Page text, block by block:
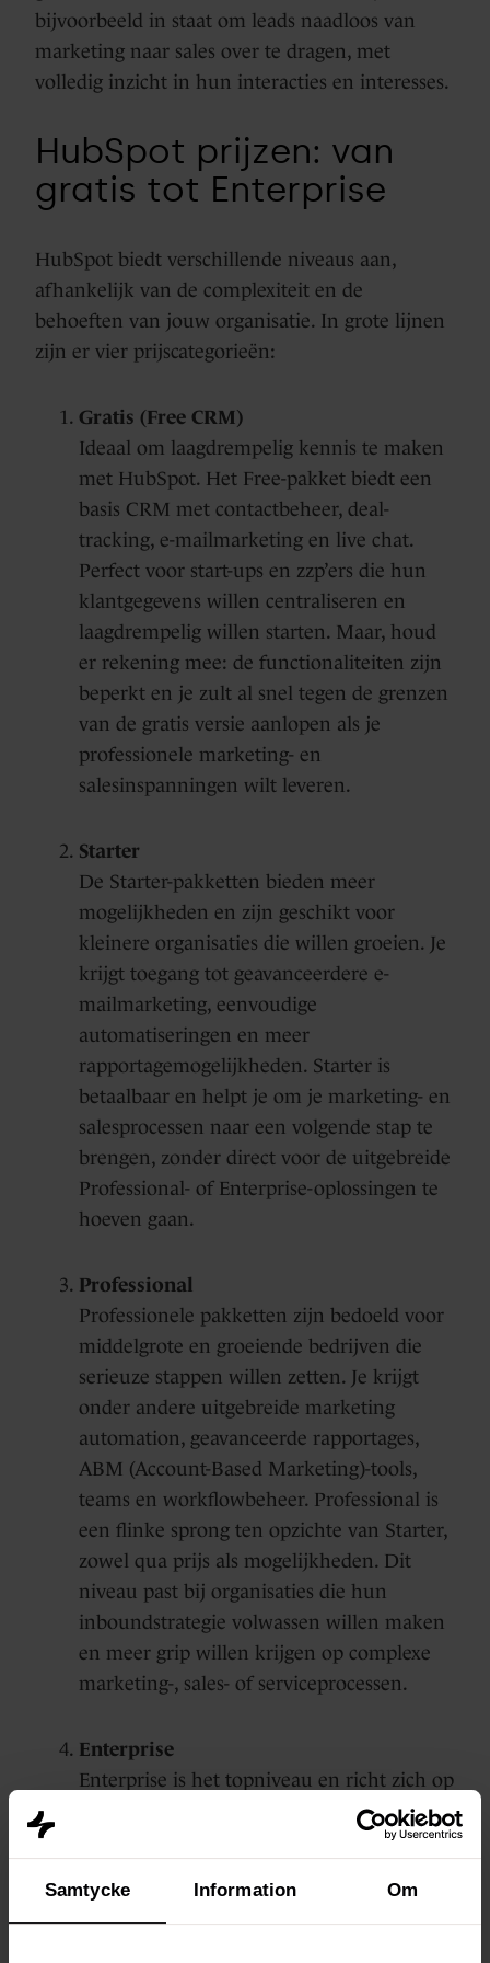
Samtycke Information Om
bijvoorbeeld in staat om leads naadloos van
marketing naar sales over te dragen, met
volledig inzicht in hun interacties en interesses.
HubSpot prijzen: van
gratis tot Enterprise
HubSpot biedt verschillende niveaus aan,
afhankelijk van de complexiteit en de
behoeften van jouw organisatie. In grote lijnen
zijn er vier prijscategorieën:
Gratis (Free CRM)
Ideaal om laagdrempelig kennis te maken
met HubSpot. Het Free-pakket biedt een
basis CRM met contactbeheer, deal-
tracking, e-mailmarketing en live chat.
Perfect voor start-ups en zzp’ers die hun
klantgegevens willen centraliseren en
laagdrempelig willen starten. Maar, houd
er rekening mee: de functionaliteiten zijn
beperkt en je zult al snel tegen de grenzen
van de gratis versie aanlopen als je
professionele marketing- en
salesinspanningen wilt leveren.
Starter
De Starter-pakketten bieden meer
mogelijkheden en zijn geschikt voor
kleinere organisaties die willen groeien. Je
krijgt toegang tot geavanceerdere e-
mailmarketing, eenvoudige
automatiseringen en meer
rapportagemogelijkheden. Starter is
betaalbaar en helpt je om je marketing- en
salesprocessen naar een volgende stap te
brengen, zonder direct voor de uitgebreide
Professional- of Enterprise-oplossingen te
hoeven gaan.
Professional
Professionele pakketten zijn bedoeld voor
middelgrote en groeiende bedrijven die
serieuze stappen willen zetten. Je krijgt
onder andere uitgebreide marketing
automation, geavanceerde rapportages,
ABM (Account-Based Marketing)-tools,
teams en workflowbeheer. Professional is
een flinke sprong ten opzichte van Starter,
zowel qua prijs als mogelijkheden. Dit
niveau past bij organisaties die hun
inboundstrategie volwassen willen maken
en meer grip willen krijgen op complexe
marketing-, sales- of serviceprocessen.
Enterprise
Enterprise is het topniveau en richt zich op
grote organisaties of bedrijven met
hier bijvoorbeeld toegang tot geavanceerde